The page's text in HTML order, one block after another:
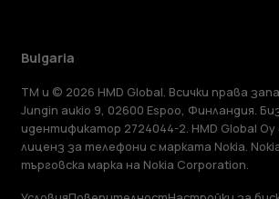
Bulgaria
TM и © 2026 HMD Global. Всички права
Jungin aukio 9, 02600 Espoo, Финландия.
идентификатор 2724044-2. HMD Global
лиценз за телефони с марката Nokia.
търговска марка на Nokia Corporation.